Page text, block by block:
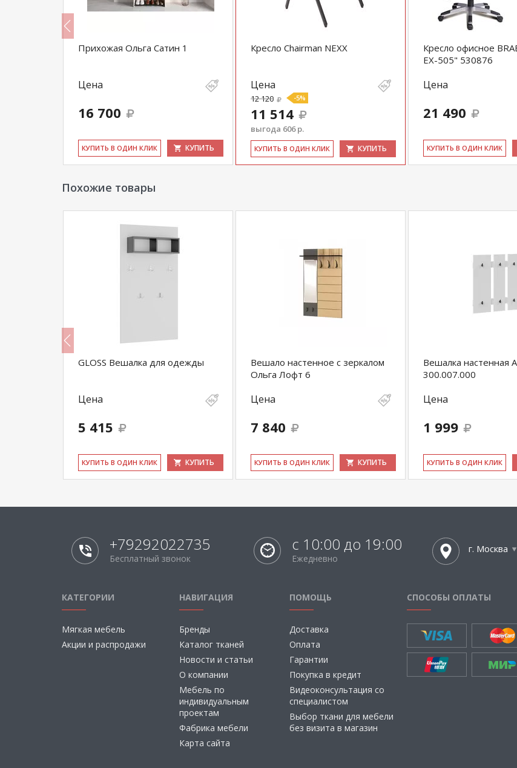
Прихожая Ольга Сатин 1
Цена
16 700
КУ­ПИТЬ В ОДИН КЛИК КУПИТЬ
Кресло Chairman NEXX
Цена
12 120 -5%
11 514
выгода 606 р.
КУ­ПИТЬ В ОДИН КЛИК КУПИТЬ
Кресло офисное
EX-505" 530876
Цена
21 490
КУ­ПИТЬ В ОДИН КЛИК
Похожие товары
GLOSS Вешалка для одежды
Цена
5 415
КУ­ПИТЬ В ОДИН КЛИК КУПИТЬ
Вешало настенное с зеркалом
Ольга Лофт 6
Цена
7 840
КУ­ПИТЬ В ОДИН КЛИК КУПИТЬ
Вешалка настенная
300.007.000
Цена
1 999
КУ­ПИТЬ В ОДИН КЛИК
+79292022735
Бесплатный звонок
с 10:00 до 19:00
Ежедневно
г. Москва
КАТЕГОРИИ
Мягкая мебель
Акции и распродажи
НАВИГАЦИЯ
Бренды
Каталог тканей
Новости и статьи
О компании
Мебель по
индивидуальным
проектам
Фабрика мебели
Карта сайта
ПОМОЩЬ
Доставка
Оплата
Гарантии
Покупка в кредит
Видеоконсультация со
специалистом
Выбор ткани для мебели
без визита в магазин
СПОСОБЫ ОПЛАТЫ